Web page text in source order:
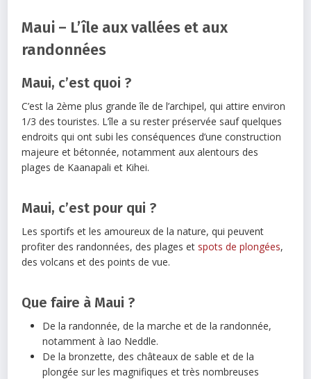
Maui – L’île aux vallées et aux
randonnées
Maui, c’est quoi ?
C’est la 2ème plus grande île de l’archipel, qui attire environ
1/3 des touristes. L’île a su rester préservée sauf quelques
endroits qui ont subi les conséquences d’une construction
majeure et bétonnée, notamment aux alentours des
plages de Kaanapali et Kihei.
Maui, c’est pour qui ?
Les sportifs et les amoureux de la nature, qui peuvent
profiter des randonnées, des plages et spots de plongées,
des volcans et des points de vue.
Que faire à Maui ?
De la randonnée, de la marche et de la randonnée,
notamment à Iao Neddle.
De la bronzette, des châteaux de sable et de la
plongée sur les magnifiques et très nombreuses